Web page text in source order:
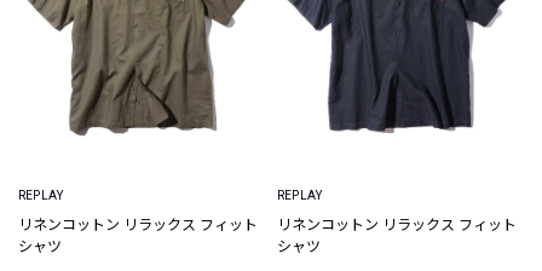
REPLAY
リネンコットン リラックス フィット
シャツ
REPLAY
リネンコットン リラックス フィット
シャツ